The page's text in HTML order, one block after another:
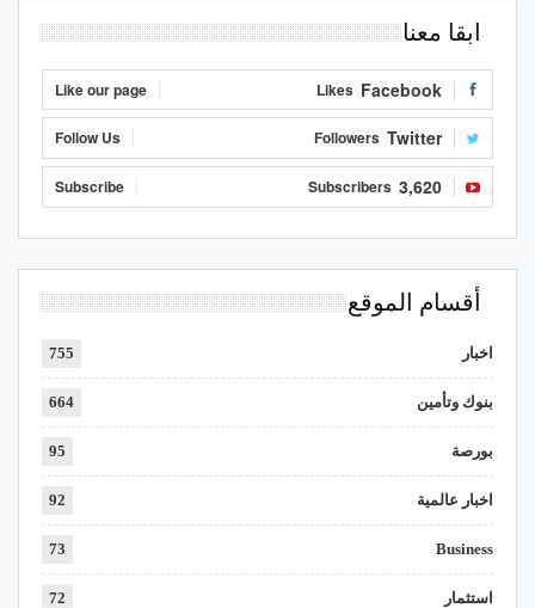
ابقا معنا
Facebook
Likes
Like our page
Twitter
Followers
Follow Us
3,620
Subscribers
Subscribe
أقسام الموقع
اخبار 755
بنوك وتأمين 664
بورصة 95
اخبار عالمية 92
Business
73
استثمار 72